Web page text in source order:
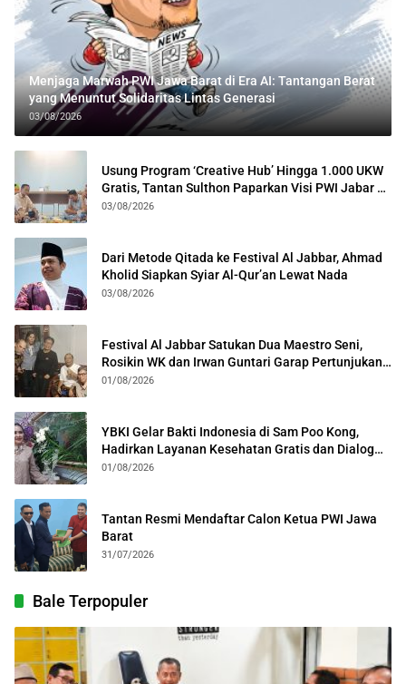
Menjaga Marwah PWI Jawa Barat di Era AI: Tantangan Berat
yang Menuntut Solidaritas Lintas Generasi
03/08/2026
Usung Program ‘Creative Hub’ Hingga 1.000 UKW
Gratis, Tantan Sulthon Paparkan Visi PWI Jabar di
Kota Bogor
03/08/2026
Dari Metode Qitada ke Festival Al Jabbar, Ahmad
Kholid Siapkan Syiar Al-Qur’an Lewat Nada
03/08/2026
Festival Al Jabbar Satukan Dua Maestro Seni,
Rosikin WK dan Irwan Guntari Garap Pertunjukan
Kolosal
01/08/2026
YBKI Gelar Bakti Indonesia di Sam Poo Kong,
Hadirkan Layanan Kesehatan Gratis dan Dialog
Kebangsaan
01/08/2026
Tantan Resmi Mendaftar Calon Ketua PWI Jawa
Barat
31/07/2026
Bale Terpopuler